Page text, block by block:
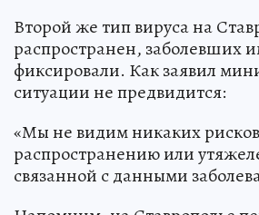
Второй же тип вируса на
распространен, заболевших
фиксировали. Как заявил
ситуации не предвидится:
«Мы не видим никаких
распространению или
связанной с данными